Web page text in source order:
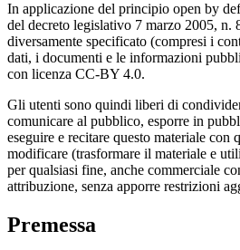
In applicazione del principio open by
del decreto legislativo 7 marzo 2005,
diversamente specificato (compresi i
dati, i documenti e le informazioni
con licenza CC-BY 4.0.
Gli utenti sono quindi liberi di
comunicare al pubblico, esporre in
eseguire e recitare questo materiale con
modificare (trasformare il materiale e
per qualsiasi fine, anche commerciale
attribuzione, senza apporre restrizioni
Premessa